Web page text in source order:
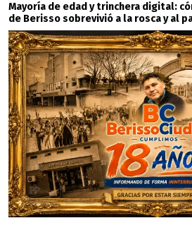
Mayoría de edad y trinchera digital:
de Berisso sobrevivió a la rosca y al